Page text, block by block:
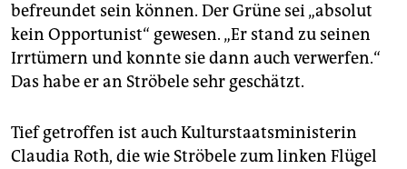
befreundet sein können. Der Grüne sei „absolut
kein Opportunist“ gewesen. „Er stand zu seinen
Irrtümern und konnte sie dann auch verwerfen.“
Das habe er an Ströbele sehr geschätzt.
Tief getroffen ist auch Kulturstaatsministerin
Claudia Roth, die wie Ströbele zum linken Flügel